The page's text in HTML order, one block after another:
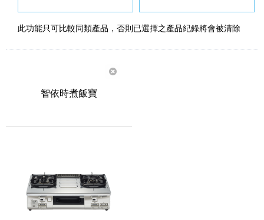
此功能只可比較同類產品，否則已選擇之產品紀錄將會被清除
智依時煮飯寶